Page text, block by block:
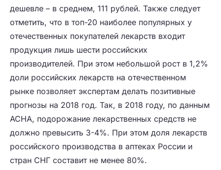
дешевле – в среднем, 111 рублей. Также следует
отметить, что в топ-20 наиболее популярных у
отечественных покупателей лекарств входит
продукция лишь шести российских
производителей. При этом небольшой рост в 1,2%
доли российских лекарств на отечественном
рынке позволяет экспертам делать позитивные
прогнозы на 2018 год. Так, в 2018 году, по данным
АСНА, подорожание лекарственных средств не
должно превысить 3-4%. При этом доля лекарств
российского производства в аптеках России и
стран СНГ составит не менее 80%.